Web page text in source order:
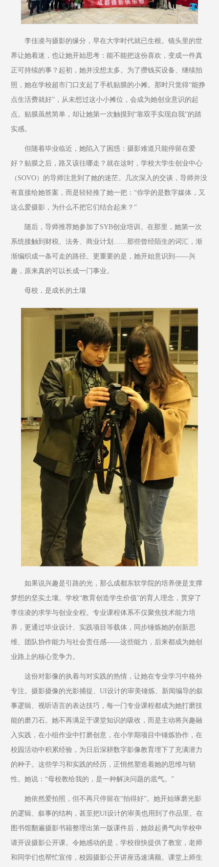
李佳凌与摄影的缘分，早在大学时代就已生根。镜头里的世
界让她着迷，也让她开始思考：能不能把这份喜欢，变成一件真
正可持续的事？起初，她并没想太多。为了攒钱买设备、继续拍
照，她在学校超市门口支起了手机贴膜的小摊。那时只觉得“能挣
点生活费就好”，从未想过这小小摊位，会成为她创业意识的起
点。贴膜虽然简单，却让她第一次触摸到“靠双手实现自我”的踏
实感。
但随着毕业临近，她陷入了困惑：摄影难道只能停留在爱
好？贴膜之后，路又该往哪走？就在这时，学校大学生创业中心
（SOVO）的导师注意到了她的迷茫。几次深入的交谈，导师并没
有直接给她答案，而是轻轻推了她一把：“你学的是数字媒体，又
这么爱摄影，为什么不把它们结合起来？”
随后，导师推荐她参加了SYB创业培训。在那里，她第一次
系统接触到财税、法务、商业计划……那些曾经陌生的词汇，渐
渐编织成一条可走的路径。更重要的是，她开始意识到——兴
趣，原来真的可以长成一门事业。
母校，是成长的土壤
如果说兴趣是引路的光，那么成都东软学院的培养便是支撑
梦想的坚实土壤。学校“教育创造学生价值”的育人理念，贯穿了
李佳凌的求学与创业全程。专业课程体系不仅聚焦技术能力培
养，更通过毕业设计、实践项目等载体，同步锤炼她的创新思
维、团队协作能力与社会责任感——这些能力，后来都成为她创
业路上的核心竞争力。
这份对影像的执着与对实践的热情，让她在专业学习中格外
专注。摄影摄像的光影捕捉、UI设计的审美锤炼、新闻编导的叙
事逻辑、视听语言的表达技巧，每一门专业课程都成为她打磨技
能的磨刀石。她不再满足于课堂知识的吸收，而是主动将兴趣融
入实践，在小组作业中打磨创意，在小学期项目中锤炼协作，在
校园活动中积累经验，为日后深耕数字影像教育埋下了充满潜力
的种子。这些学习和实践的经历，正悄然塑造着她的思维与韧
性。她说：“母校教给我的，是一种解决问题的底气。”
她依然爱拍照，但不再只停留在“拍得好”。她开始琢磨光影
的逻辑、叙事的结构，甚至把UI设计的审美也用到了作品里。在
图书馆翻遍摄影书籍整理出第一版课件后，她鼓起勇气向学校申
请开设摄影公开课。令她感动的是，学校很快提供了教室，老师
和同学们也帮忙宣传，校园摄影公开讲座迅速满额。课堂上师生